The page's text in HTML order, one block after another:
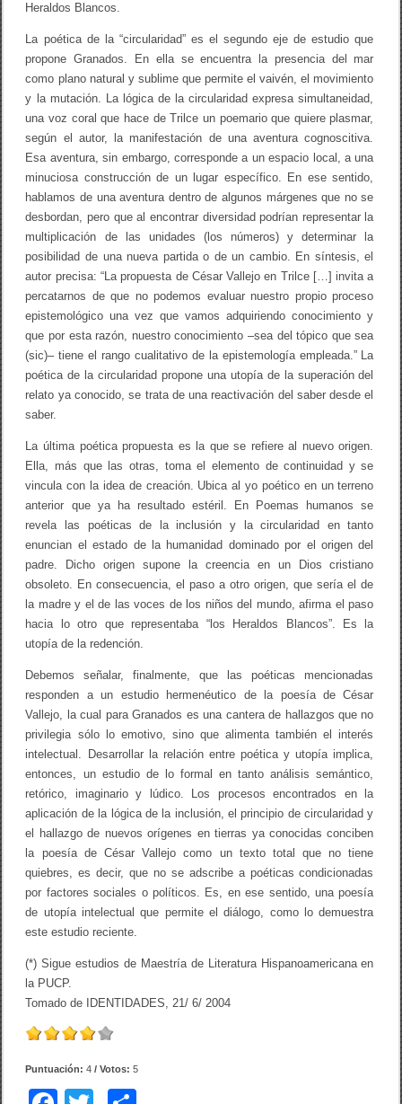
Heraldos Blancos.
La poética de la “circularidad” es el segundo eje de estudio que
propone Granados. En ella se encuentra la presencia del mar
como plano natural y sublime que permite el vaivén, el movimiento
y la mutación. La lógica de la circularidad expresa simultaneidad,
una voz coral que hace de Trilce un poemario que quiere plasmar,
según el autor, la manifestación de una aventura cognoscitiva.
Esa aventura, sin embargo, corresponde a un espacio local, a una
minuciosa construcción de un lugar específico. En ese sentido,
hablamos de una aventura dentro de algunos márgenes que no se
desbordan, pero que al encontrar diversidad podrían representar la
multiplicación de las unidades (los números) y determinar la
posibilidad de una nueva partida o de un cambio. En síntesis, el
autor precisa: “La propuesta de César Vallejo en Trilce […] invita a
percatarnos de que no podemos evaluar nuestro propio proceso
epistemológico una vez que vamos adquiriendo conocimiento y
que por esta razón, nuestro conocimiento –sea del tópico que sea
(sic)– tiene el rango cualitativo de la epistemología empleada.” La
poética de la circularidad propone una utopía de la superación del
relato ya conocido, se trata de una reactivación del saber desde el
saber.
La última poética propuesta es la que se refiere al nuevo origen.
Ella, más que las otras, toma el elemento de continuidad y se
vincula con la idea de creación. Ubica al yo poético en un terreno
anterior que ya ha resultado estéril. En Poemas humanos se
revela las poéticas de la inclusión y la circularidad en tanto
enuncian el estado de la humanidad dominado por el origen del
padre. Dicho origen supone la creencia en un Dios cristiano
obsoleto. En consecuencia, el paso a otro origen, que sería el de
la madre y el de las voces de los niños del mundo, afirma el paso
hacia lo otro que representaba “los Heraldos Blancos”. Es la
utopía de la redención.
Debemos señalar, finalmente, que las poéticas mencionadas
responden a un estudio hermenéutico de la poesía de César
Vallejo, la cual para Granados es una cantera de hallazgos que no
privilegia sólo lo emotivo, sino que alimenta también el interés
intelectual. Desarrollar la relación entre poética y utopía implica,
entonces, un estudio de lo formal en tanto análisis semántico,
retórico, imaginario y lúdico. Los procesos encontrados en la
aplicación de la lógica de la inclusión, el principio de circularidad y
el hallazgo de nuevos orígenes en tierras ya conocidas conciben
la poesía de César Vallejo como un texto total que no tiene
quiebres, es decir, que no se adscribe a poéticas condicionadas
por factores sociales o políticos. Es, en ese sentido, una poesía
de utopía intelectual que permite el diálogo, como lo demuestra
este estudio reciente.
(*) Sigue estudios de Maestría de Literatura Hispanoamericana en
la PUCP.
Tomado de IDENTIDADES, 21/ 6/ 2004
Puntuación:4 / Votos:5